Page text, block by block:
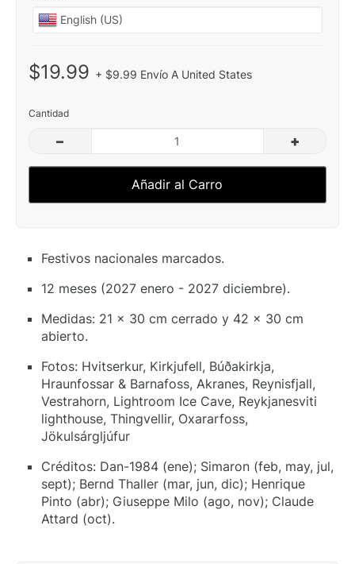
$19.99 + $9.99 Envío A United States
Cantidad
– +
Añadir al Carro
Festivos nacionales marcados.
12 meses (2027 enero - 2027 diciembre).
Medidas: 21 x 30 cm cerrado y 42 x 30 cm
abierto.
Fotos: Hvitserkur, Kirkjufell, Búðakirkja,
Hraunfossar & Barnafoss, Akranes, Reynisfjall,
Vestrahorn, Lightroom Ice Cave, Reykjanesviti
lighthouse, Thingvellir, Oxararfoss,
Jökulsárgljúfur
Créditos: Dan-1984 (ene); Simaron (feb, may, jul,
sept); Bernd Thaller (mar, jun, dic); Henrique
Pinto (abr); Giuseppe Milo (ago, nov); Claude
Attard (oct).